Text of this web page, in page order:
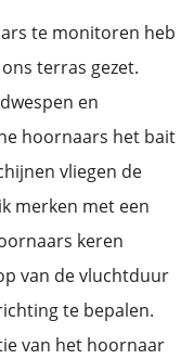
te monitoren heb
terras gezet.
en
hoornaars het bait
vliegen de
merken met een
keren
van de vluchtduur
te bepalen.
van het hoornaar